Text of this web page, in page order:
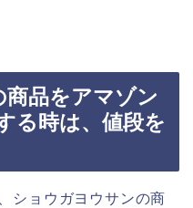
品をアマゾン
る時は、値段を
ショウガヨウサンの商